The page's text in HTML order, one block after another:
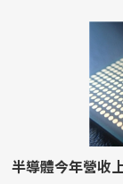
半導體今年營收